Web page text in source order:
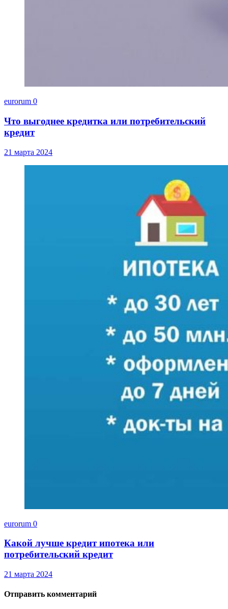
eurorum 0
Что выгоднее кредитка или потребительский
кредит
21 марта 2024
eurorum 0
Какой лучше кредит ипотека или
потребительский кредит
21 марта 2024
Отправить комментарий